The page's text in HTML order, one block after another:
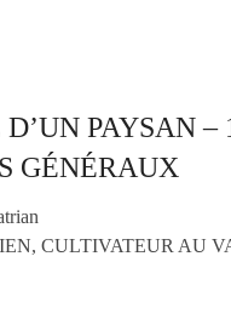
PAYSAN –
GÉNÉRAUX
CULTIVATEUR AU